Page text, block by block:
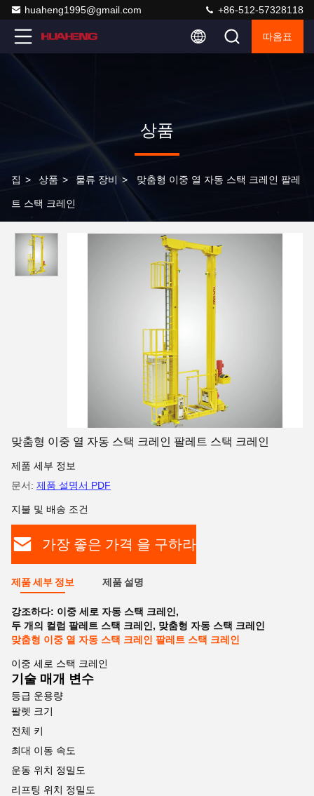
huaheng1995@gmail.com +86-512-57328118
따옴표
상품
집 > 상품 > 물류 장비 > 맞춤형 이중 열 자동 스택 크레인 팔레
트 스택 크레인
맞춤형 이중 열 자동 스택 크레인 팔레트 스택 크레인
제품 세부 정보
문서: 제품 설명서 PDF
지불 및 배송 조건
가장 좋은 가격 을 구하라
제품 세부 정보 제품 설명
강조하다: 이중 세로 자동 스택 크레인 ,
두 개의 컬럼 팔레트 스택 크레인 , 맞춤형 자동 스택 크레인
맞춤형 이중 열 자동 스택 크레인 팔레트 스택 크레인
이중 세로 스택 크레인
기술 매개 변수
등급 운용량
팔렛 크기
전체 키
최대 이동 속도
운동 위치 정밀도
리프팅 위치 정밀도